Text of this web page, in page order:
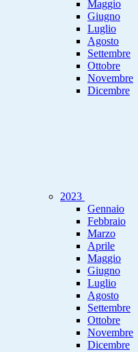
Maggio
Giugno
Luglio
Agosto
Settembre
Ottobre
Novembre
Dicembre
2023
Gennaio
Febbraio
Marzo
Aprile
Maggio
Giugno
Luglio
Agosto
Settembre
Ottobre
Novembre
Dicembre